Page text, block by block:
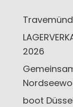
2026
boot